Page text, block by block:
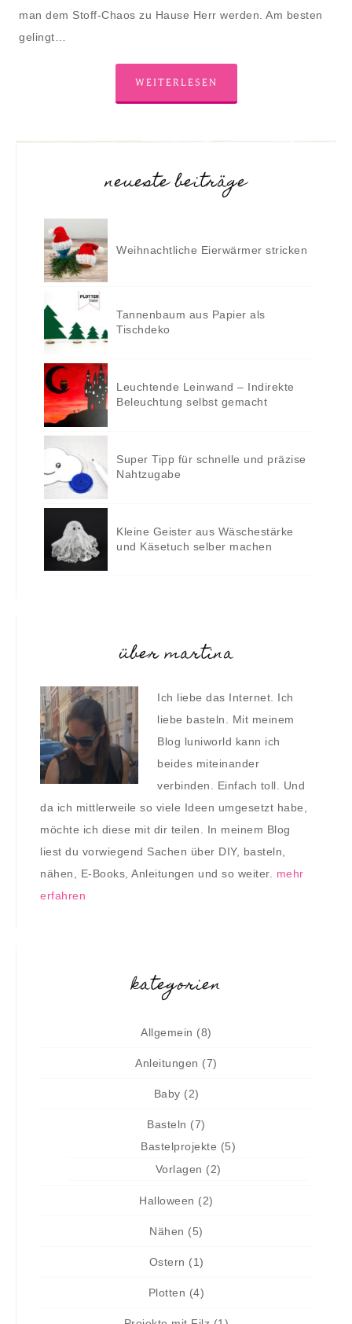
man dem Stoff-Chaos zu Hause Herr werden. Am besten
gelingt…
WEITERLESEN
neueste beiträge
Weihnachtliche Eierwärmer stricken
Tannenbaum aus Papier als
Tischdeko
Leuchtende Leinwand – Indirekte
Beleuchtung selbst gemacht
Super Tipp für schnelle und präzise
Nahtzugabe
Kleine Geister aus Wäschestärke
und Käsetuch selber machen
über martina
Ich liebe das Internet. Ich
liebe basteln. Mit meinem
Blog luniworld kann ich
beides miteinander
verbinden. Einfach toll. Und
da ich mittlerweile so viele Ideen umgesetzt habe,
möchte ich diese mit dir teilen. In meinem Blog
liest du vorwiegend Sachen über DIY, basteln,
nähen, E-Books, Anleitungen und so weiter. mehr
erfahren
kategorien
Allgemein (8)
Anleitungen (7)
Baby (2)
Basteln (7)
Bastelprojekte (5)
Vorlagen (2)
Halloween (2)
Nähen (5)
Ostern (1)
Plotten (4)